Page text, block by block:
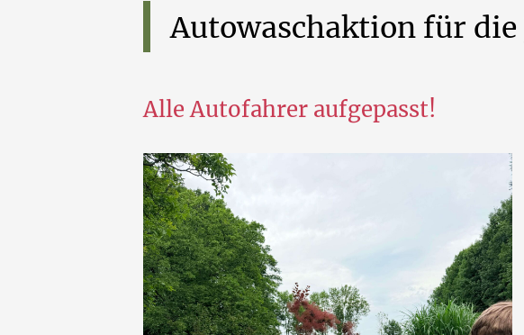
Autowaschaktion für die
Alle Autofahrer aufgepasst!